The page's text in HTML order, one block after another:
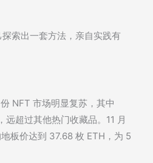
索出一套方法，亲自实践有
NFT 市场明显复苏，其中
超过其他热门收藏品。11 月
板价达到 37.68 枚 ETH，为 5